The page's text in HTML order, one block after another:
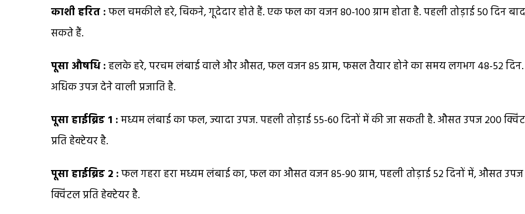
काशी हरित :फल चमकीले हरे, चिकने, गूदेदार होते हैं. एक फल का वजन 80-100 ग्राम होता है. पहली तोड़ाई 50 दिन
सकते हैं.
पूसा औषधि :हलके हरे, परचम लंबाई वाले और औसत, फल वजन 85 ग्राम, फसल तैयार होने का समय लगभग 48-52
अधिक उपज देने वाली प्रजाति है.
पूसा हाईब्रिड 1 :मध्यम लंबाई का फल, ज्यादा उपज. पहली तोड़ाई 55-60 दिनों में की जा सकती है. औसत उपज 200
प्रति हेक्टेयर है.
पूसा हाईब्रिड 2 :फल गहरा हरा मध्यम लंबाई का, फल का औसत वजन 85-90 ग्राम, पहली तोड़ाई 52 दिनों में, औसत उपज
क्विंटल प्रति हेक्टेयर है.